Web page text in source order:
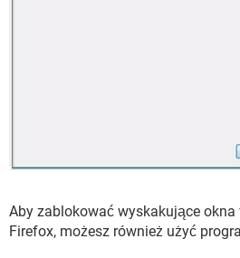
Aby zablokować wyskakujące
Firefox, możesz również użyć